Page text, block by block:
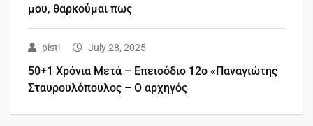
μου, θαρκούμαι πως
pisti July 28, 2025
50+1 Χρόνια Μετά – Επεισόδιο 12ο «Παναγιώτης
Σταυρουλόπουλος – Ο αρχηγός